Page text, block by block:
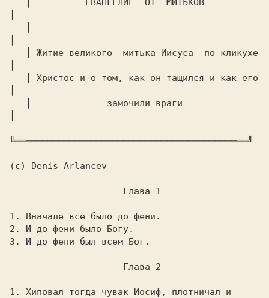
╚══───────────────────────────────────────══╝
(c) Denis Arlancev
1. Вначале все было до фени.
2. И до фени было Богу.
3. И до фени был всем Бог.
1. Хиповал тогда чувак Иосиф, плотничал и